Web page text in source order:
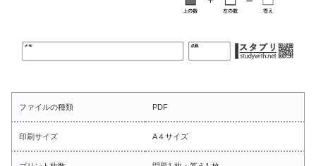
ファイルの種類 PDF
印刷サイズ A４サイズ